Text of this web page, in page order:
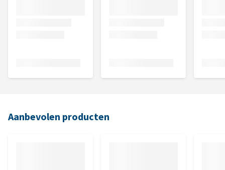
Aanbevolen producten